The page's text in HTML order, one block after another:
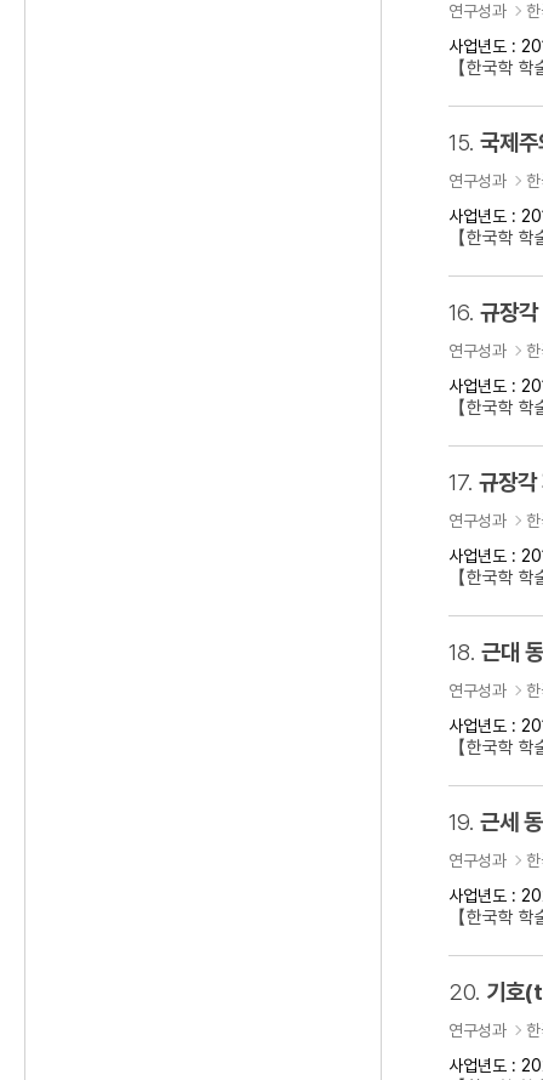
연구성과
사업년도 :
【한국학
15. 국제
연구성과
사업년도 :
【한국학
16. 규장
연구성과
사업년도 :
【한국학
17. 규장
연구성과
사업년도 :
【한국학
18. 근대
연구성과
사업년도 :
【한국학
19. 근세
연구성과
사업년도 :
【한국학
20. 기호
연구성과
사업년도 :